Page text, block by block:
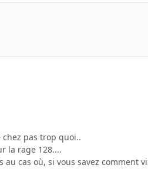
pas trop quoi..
la rage 128....
cas où, si vous savez comment